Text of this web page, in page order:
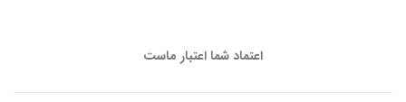
اعتماد شما اعتبار ماست